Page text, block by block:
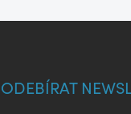
ODEBÍRAT